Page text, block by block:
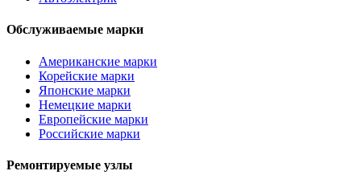
Обслуживаемые марки
Американские марки
Корейские марки
Японские марки
Немецкие марки
Европейские марки
Российские марки
Ремонтируемые узлы